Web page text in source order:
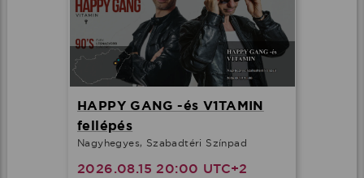
HAPPY GANG -és V1TAMIN
fellépés
Nagyhegyes, Szabadtéri Színpad
2026.08.15 20:00 UTC+2